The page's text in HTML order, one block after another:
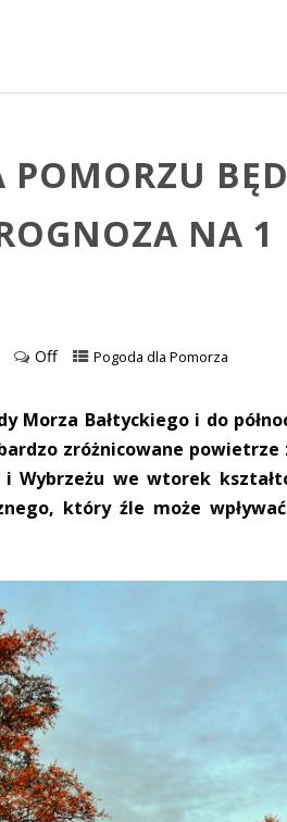
POMORZU
NA 1
Off Pogoda dla Pomorza
Morza Bałtyckiego i do
zróżnicowane powietrze
Wybrzeżu we wtorek
który źle może